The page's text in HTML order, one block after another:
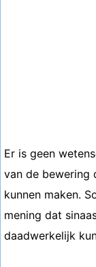
Er is geen
van de bewering
kunnen maken.
mening dat
daadwerkelijk